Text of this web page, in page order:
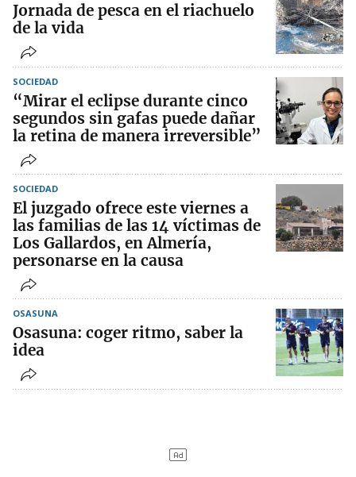
Jornada de pesca en el riachuelo
de la vida
SOCIEDAD
“Mirar el eclipse durante cinco
segundos sin gafas puede dañar
la retina de manera irreversible”
SOCIEDAD
El juzgado ofrece este viernes a
las familias de las 14 víctimas de
Los Gallardos, en Almería,
personarse en la causa
OSASUNA
Osasuna: coger ritmo, saber la
idea